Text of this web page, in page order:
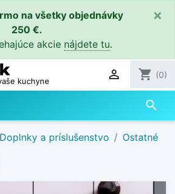
na všetky objednávky
250 €.
akcie nájdete tu.
×
kuchyne  shopping_cart (0)
search
Doplnky a príslušenstvo Ostatné